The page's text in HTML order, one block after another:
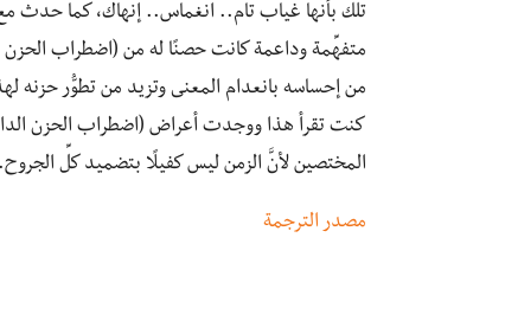
تلك بأنَّها غياب تام.. انغماس.. إنهاك، كما حدث
متفهِّمة وداعمة كانت حصنًا له من (اضطراب الحزن
من إحساسه بانعدام المعنى وتزيد من تطوُّر حزنه
كنت تقرأ هذا ووجدت أعراض (اضطراب الحزن
المختصين لأنَّ الزمن ليس كفيلًا بتضميد كلِّ الجروح.
مصدر الترجمة